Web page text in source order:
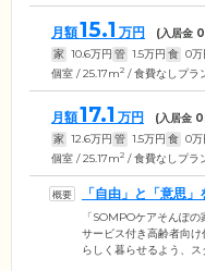
月額15.1 万円 (入居金 0
家 10.6万円 管 1.5万円 食 0万
個室 / 25.17m2 / 食費なしプラ
月額17.1 万円 (入居金 0
家 12.6万円 管 1.5万円 食 0万
個室 / 25.17m2 / 食費なしプラ
「自由」と「意思
「SOMPOケアそんぽ
サービス付き高齢者向
らしく暮らせるよう、